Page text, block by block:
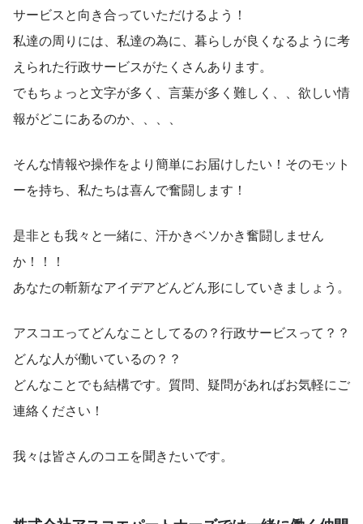
サービスと向き合っていただけるよう！
私達の周りには、私達の為に、暮らしが良くなるように考
えられた行政サービスがたくさんあります。
でもちょっと文字が多く、言葉が多く難しく、、欲しい情
報がどこにあるのか、、、、
そんな情報や操作をより簡単にお届けしたい！そのモット
ーを持ち、私たちは喜んで奮闘します！
是非とも我々と一緒に、汗かきベソかき奮闘しません
か！！！
あなたの斬新なアイデアどんどん形にしていきましょう。
アスコエってどんなことしてるの？行政サービスって？？
どんな人が働いているの？？
どんなことでも結構です。質問、疑問があればお気軽にご
連絡ください！
我々は皆さんのコエを聞きたいです。